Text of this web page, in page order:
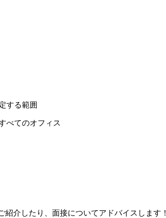
する範囲
べてのオフィス
介したり、面接についてアドバイスします！